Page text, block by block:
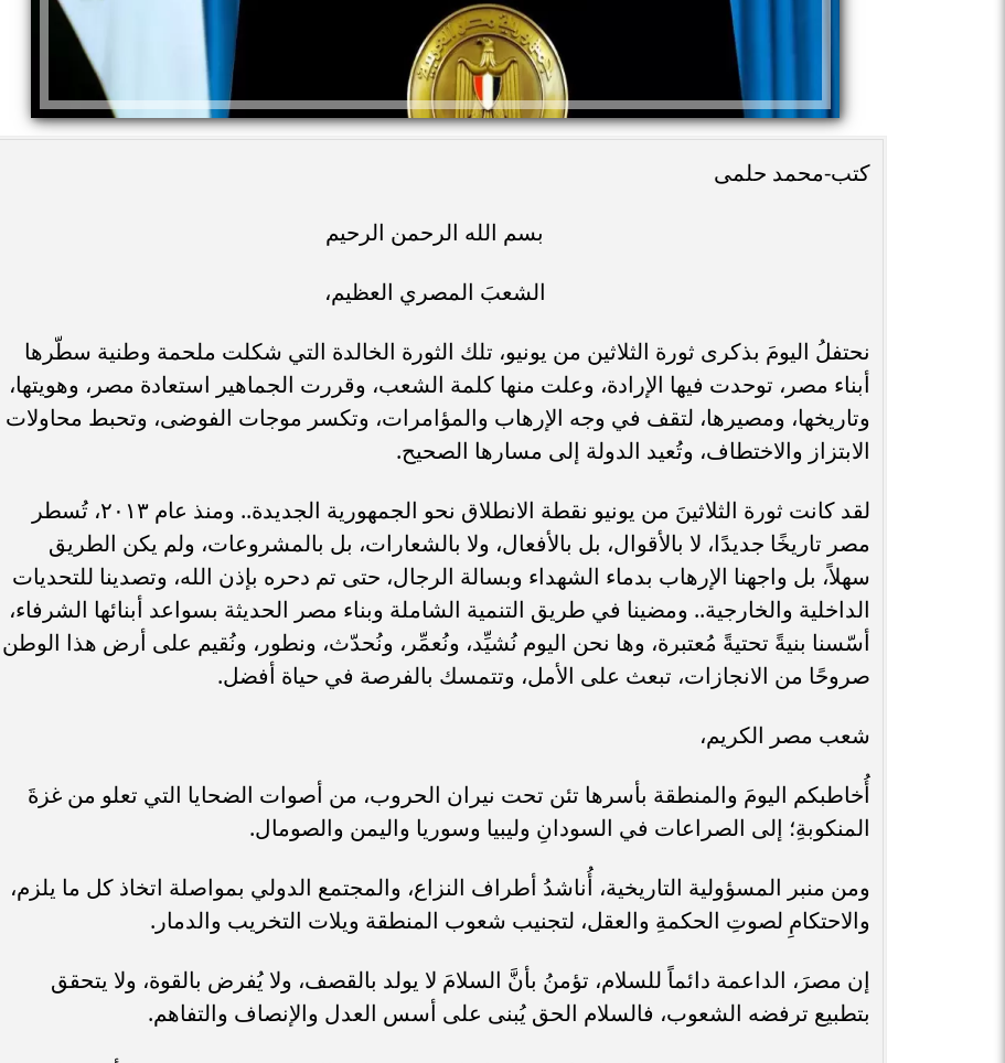
كتب-محمد حلمى
بسم الله الرحمن الرحيم
الشعبَ المصري العظيم،
نحتفلُ اليومَ بذكرى ثورة الثلاثين من يونيو، تلك الثورة الخالدة التي شكلت ملحمة وطنية سطّرها
أبناء مصر، توحدت فيها الإرادة، وعلت منها كلمة الشعب، وقررت الجماهير استعادة مصر، وهويتها،
وتاريخها، ومصيرها، لتقف في وجه الإرهاب والمؤامرات، وتكسر موجات الفوضى، وتحبط محاولات
الابتزاز والاختطاف، وتُعيد الدولة إلى مسارها الصحيح.
لقد كانت ثورة الثلاثينَ من يونيو نقطة الانطلاق نحو الجمهورية الجديدة.. ومنذ عام ٢٠١٣، تُسطر
مصر تاريخًا جديدًا، لا بالأقوال، بل بالأفعال، ولا بالشعارات، بل بالمشروعات، ولم يكن الطريق
سهلاً، بل واجهنا الإرهاب بدماء الشهداء وبسالة الرجال، حتى تم دحره بإذن الله، وتصدينا للتحديات
الداخلية والخارجية.. ومضينا في طريق التنمية الشاملة وبناء مصر الحديثة بسواعد أبنائها الشرفاء،
أسّسنا بنيةً تحتيةً مُعتبرة، وها نحن اليوم نُشيِّد، ونُعمِّر، ونُحدّث، ونطور، ونُقيم على أرض هذا الوطن
صروحًا من الانجازات، تبعث على الأمل، وتتمسك بالفرصة في حياة أفضل.
شعب مصر الكريم،
أُخاطبكم اليومَ والمنطقة بأسرها تئن تحت نيران الحروب، من أصوات الضحايا التي تعلو من غزةَ
المنكوبةِ؛ إلى الصراعات في السودانِ وليبيا وسوريا واليمن والصومال.
ومن منبر المسؤولية التاريخية، أُناشدُ أطراف النزاع، والمجتمع الدولي بمواصلة اتخاذ كل ما يلزم،
والاحتكامِ لصوتِ الحكمةِ والعقل، لتجنيب شعوب المنطقة ويلات التخريب والدمار.
إن مصرَ، الداعمة دائماً للسلام، تؤمنُ بأنَّ السلامَ لا يولد بالقصف، ولا يُفرض بالقوة، ولا يتحقق
بتطبيع ترفضه الشعوب، فالسلام الحق يُبنى على أسس العدل والإنصاف والتفاهم.